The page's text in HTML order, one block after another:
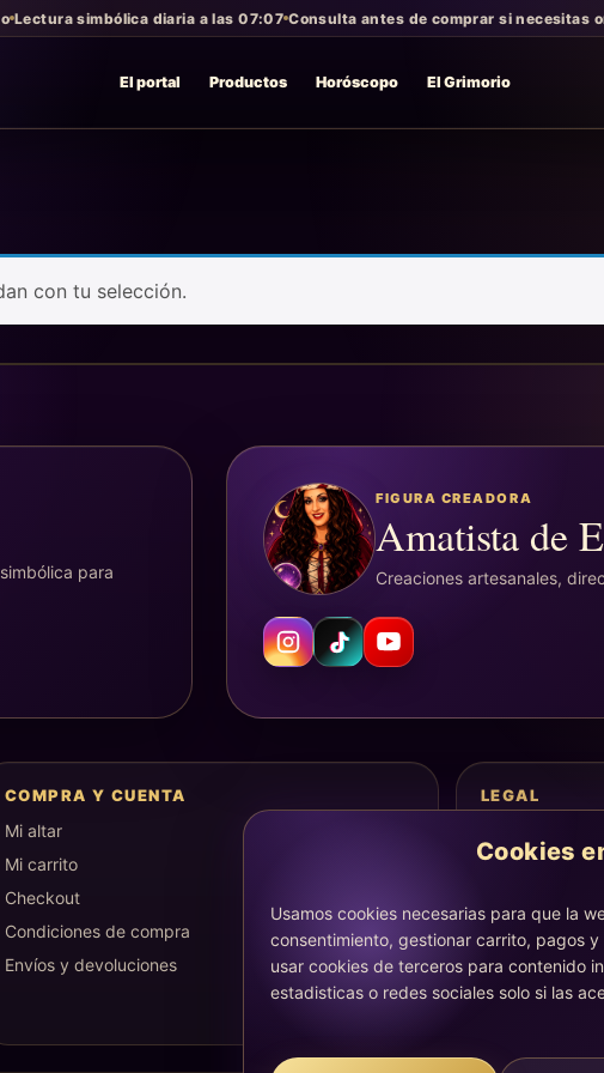
Cookies
Usamos cookies necesarias para que la
consentimiento, gestionar carrito, pagos
usar cookies de terceros para contenido
estadisticas o redes sociales solo si las
Lectura simbólica diaria a las 07:07 Consulta antes de comprar si necesitas
El portal Productos Horóscopo El Grimorio
con tu selección.
para
FIGURA CREADORA
Amatista de
Creaciones artesanales,
COMPRA Y CUENTA
Mi altar
Mi carrito
Checkout
Condiciones de compra
Envíos y devoluciones
LEGAL
Privacidad
La atención,
página Contacto.
médico, legal,